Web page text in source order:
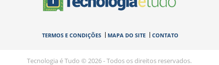
TERMOS E CONDIÇÕES MAPA DO SITE CONTATO
Tecnologia é Tudo © 2026 - Todos os direitos reservados.